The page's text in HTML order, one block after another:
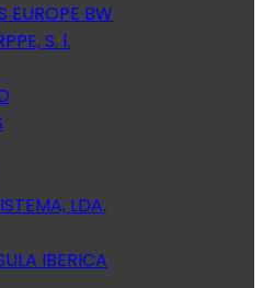
EUROPE BW
S. l.
LDA.
IBERICA